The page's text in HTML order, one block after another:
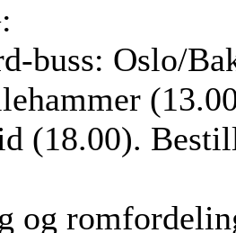
buss: Oslo/
(18.00).
og